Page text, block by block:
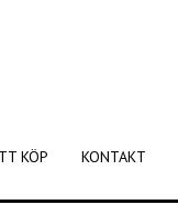
KÖP KONTAKT